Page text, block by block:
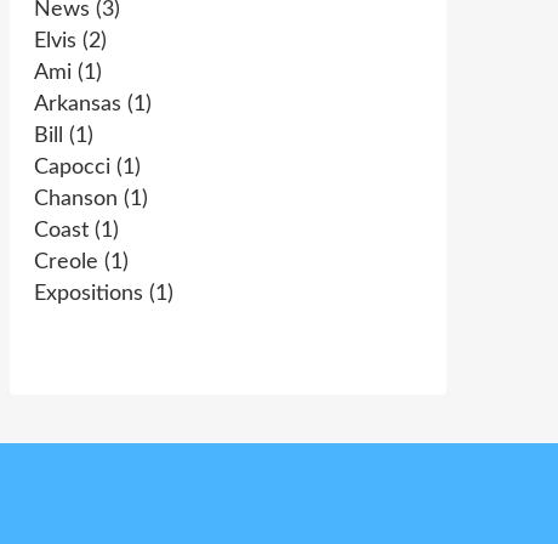
News (3)
Elvis (2)
Ami (1)
Arkansas (1)
Bill
(1)
Capocci (1)
Chanson (1)
Coast (1)
Creole (1)
Expositions (1)